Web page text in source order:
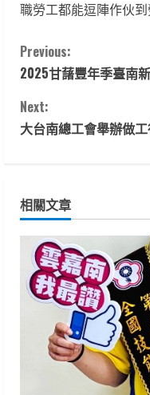
職勞工都能逗陣作伙
C
o
n
i
n
e
Previous:
2025甘藷豐年季臺南
Next:
大台南總工會舉辦做
相關文章